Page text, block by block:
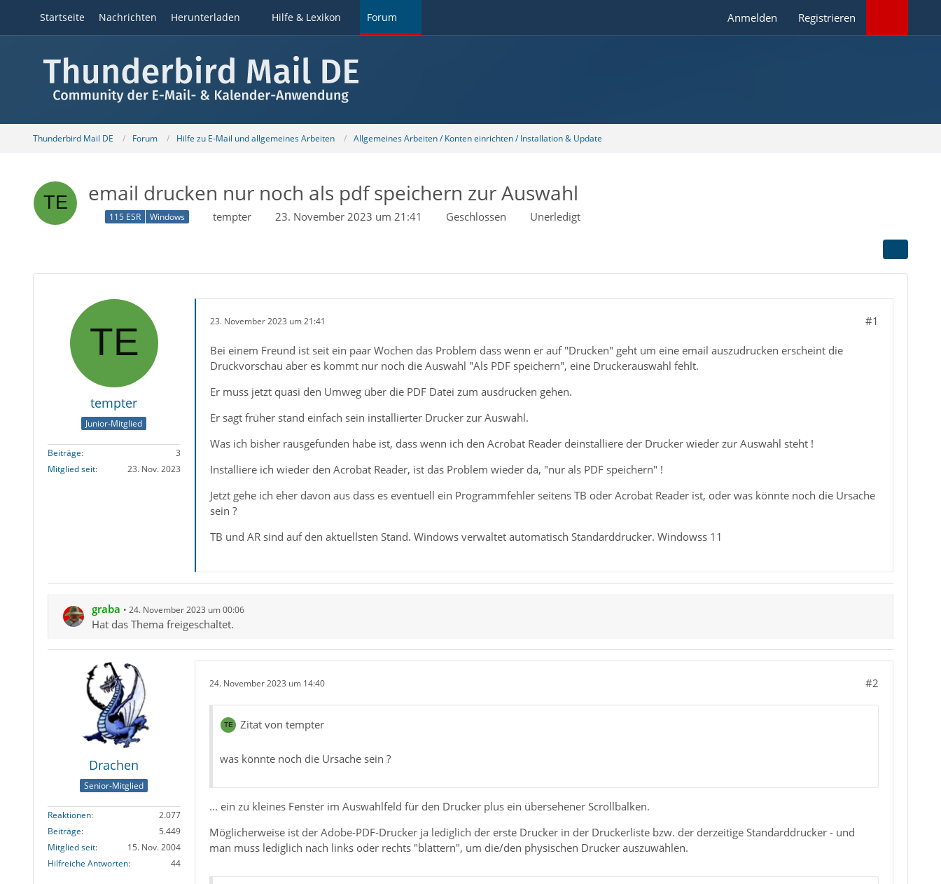
Startseite Nachrichten Herunterladen Hilfe & Lexikon Forum Anmelden Registrieren
Thunderbird Mail DE Forum Hilfe zu E-Mail und allgemeines Arbeiten Allgemeines Arbeiten / Konten einrichten / Installation & Update
email drucken nur noch als pdf speichern zur Auswahl
115 ESR Windows tempter 23. November 2023 um 21:41 Geschlossen Unerledigt
tempter
Junior-Mitglied
Beiträge
3
Mitglied seit
23. Nov. 2023
23. November 2023 um 21:41 #1
Bei einem Freund ist seit ein paar Wochen das Problem dass wenn er auf "Drucken" geht um eine email auszudrucken erscheint die
Druckvorschau aber es kommt nur noch die Auswahl "Als PDF speichern", eine Druckerauswahl fehlt.
Er muss jetzt quasi den Umweg über die PDF Datei zum ausdrucken gehen.
Er sagt früher stand einfach sein installierter Drucker zur Auswahl.
Was ich bisher rausgefunden habe ist, dass wenn ich den Acrobat Reader deinstalliere der Drucker wieder zur Auswahl steht !
Installiere ich wieder den Acrobat Reader, ist das Problem wieder da, "nur als PDF speichern" !
Jetzt gehe ich eher davon aus dass es eventuell ein Programmfehler seitens TB oder Acrobat Reader ist, oder was könnte noch die Ursache
sein ?
TB und AR sind auf den aktuellsten Stand. Windows verwaltet automatisch Standarddrucker. Windowss 11
graba 24. November 2023 um 00:06
Hat das Thema freigeschaltet.
Drachen
Senior-Mitglied
Reaktionen
2.077
Beiträge
5.449
Mitglied seit
15. Nov. 2004
Hilfreiche Antworten
44
24. November 2023 um 14:40 #2
Zitat von tempter
was könnte noch die Ursache sein ?
... ein zu kleines Fenster im Auswahlfeld für den Drucker plus ein übersehener Scrollbalken.
Möglicherweise ist der Adobe-PDF-Drucker ja lediglich der erste Drucker in der Druckerliste bzw. der derzeitige Standarddrucker - und
man muss lediglich nach links oder rechts "blättern", um die/den physischen Drucker auszuwählen.